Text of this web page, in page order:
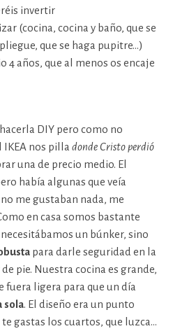
invertir
(cocina, cocina y baño, que se
que se haga pupitre…)
4 años, que al menos os encaje
DIY pero como no
nos pilla donde Cristo perdió
una de precio medio. El
había algunas que veía
me gustaban nada, me
en casa somos bastante
un búnker, sino
para darle seguridad en la
pie. Nuestra cocina es grande,
fuera ligera para que un día
sola. El diseño era un punto
gastas los cuartos, que luzca…